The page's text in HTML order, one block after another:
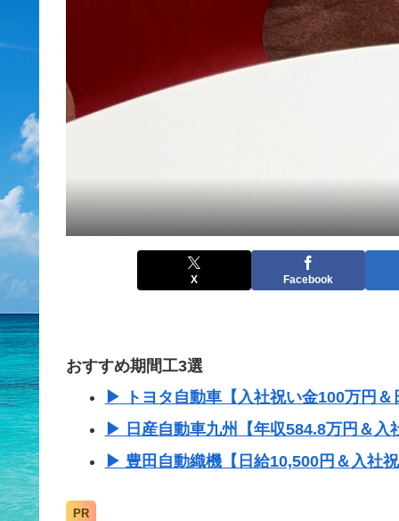
X Facebook
おすすめ期間工3選
▶ トヨタ自動車【入社祝い金100万円
▶ 日産自動車九州【年収584.8万円＆入
▶ 豊田自動織機【日給10,500円＆入社
PR